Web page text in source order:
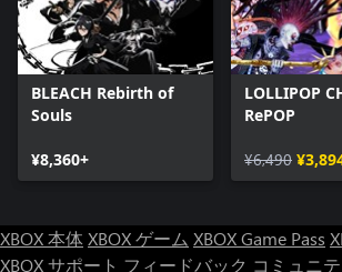
BLEACH Rebirth of
Souls
¥8,360+
LOLLIPOP
RePOP
¥6,490
XBOX 本体XBOX ゲーム XBOX Game Pass
XBOX サポート フィードバック コミュニ